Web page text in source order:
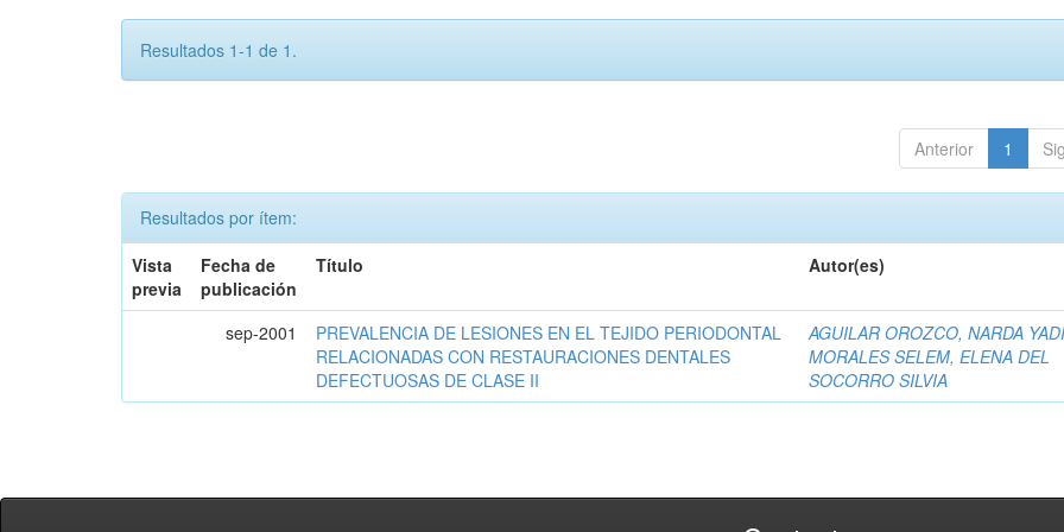
Resultados 1-1 de 1.
Anterior 1
Resultados por ítem:
Vista
previa
Fecha de
publicación
Título Autor(es)
sep-2001
PREVALENCIA DE LESIONES EN EL TEJIDO PERIODONTAL
RELACIONADAS CON RESTAURACIONES DENTALES
DEFECTUOSAS DE CLASE II
AGUILAR OROZCO, NARDA
MORALES SELEM, ELENA DEL
SOCORRO SILVIA